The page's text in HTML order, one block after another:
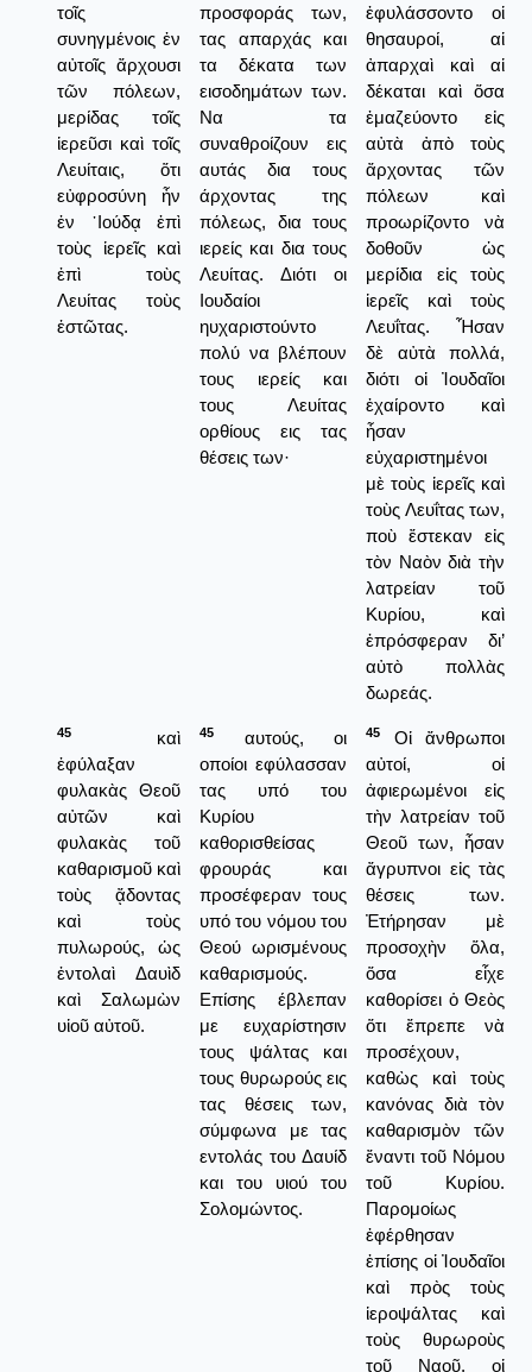
τοῖς
συνηγμένοις ἐν
αὐτοῖς ἄρχουσι
τῶν πόλεων,
μερίδας τοῖς
ἱερεῦσι καὶ τοῖς
Λευίταις, ὅτι
εὐφροσύνη ἦν
ἐν ᾿Ιούδᾳ ἐπὶ
τοὺς ἱερεῖς καὶ
ἐπὶ τοὺς
Λευίτας τοὺς
ἑστῶτας.
προσφοράς των,
τας απαρχάς και
τα δέκατα των
εισοδημάτων των.
Να τα
συναθροίζουν εις
αυτάς δια τους
άρχοντας της
πόλεως, δια τους
ιερείς και δια τους
Λευίτας. Διότι οι
Ιουδαίοι
ηυχαριστούντο
πολύ να βλέπουν
τους ιερείς και
τους Λευίτας
ορθίους εις τας
θέσεις των·
ἐφυλάσσοντο οἱ
θησαυροί, αἱ
ἀπαρχαὶ καὶ αἱ
δέκαται καὶ ὅσα
ἐμαζεύοντο εἰς
αὐτὰ ἀπὸ τοὺς
ἄρχοντας τῶν
πόλεων καὶ
προωρίζοντο νὰ
δοθοῦν ὡς
μερίδια εἰς τοὺς
ἱερεῖς καὶ τοὺς
Λευΐτας. Ἦσαν
δὲ αὐτὰ πολλά,
διότι οἱ Ἰουδαῖοι
ἐχαίροντο καὶ
ἦσαν
εὐχαριστημένοι
μὲ τοὺς ἱερεῖς καὶ
τοὺς Λευΐτας των,
ποὺ ἔστεκαν εἰς
τὸν Ναὸν διὰ τὴν
λατρείαν τοῦ
Κυρίου, καὶ
ἐπρόσφεραν δι’
αὐτὸ πολλὰς
δωρεάς.
45
καὶ
ἐφύλαξαν
φυλακὰς Θεοῦ
αὐτῶν καὶ
φυλακὰς τοῦ
καθαρισμοῦ καὶ
τοὺς ᾄδοντας
καὶ τοὺς
πυλωρούς, ὡς
ἐντολαὶ Δαυὶδ
καὶ Σαλωμὼν
υἱοῦ αὐτοῦ.
45
αυτούς, οι
οποίοι εφύλασσαν
τας υπό του
Κυρίου
καθορισθείσας
φρουράς και
προσέφεραν τους
υπό του νόμου του
Θεού ωρισμένους
καθαρισμούς.
Επίσης έβλεπαν
με ευχαρίστησιν
τους ψάλτας και
τους θυρωρούς εις
τας θέσεις των,
σύμφωνα με τας
εντολάς του Δαυίδ
και του υιού του
Σολομώντος.
45
Οἱ ἄνθρωποι
αὐτοί, οἱ
ἀφιερωμένοι εἰς
τὴν λατρείαν τοῦ
Θεοῦ των, ἦσαν
ἄγρυπνοι εἰς τὰς
θέσεις των.
Ἐτήρησαν μὲ
προσοχὴν ὅλα,
ὅσα εἶχε
καθορίσει ὁ Θεὸς
ὅτι ἔπρεπε νὰ
προσέχουν,
καθὼς καὶ τοὺς
κανόνας διὰ τὸν
καθαρισμὸν τῶν
ἔναντι τοῦ Νόμου
τοῦ Κυρίου.
Παρομοίως
ἐφέρθησαν
ἐπίσης οἱ Ἰουδαῖοι
καὶ πρὸς τοὺς
ἱεροψάλτας καὶ
τοὺς θυρωροὺς
τοῦ Ναοῦ, οἱ